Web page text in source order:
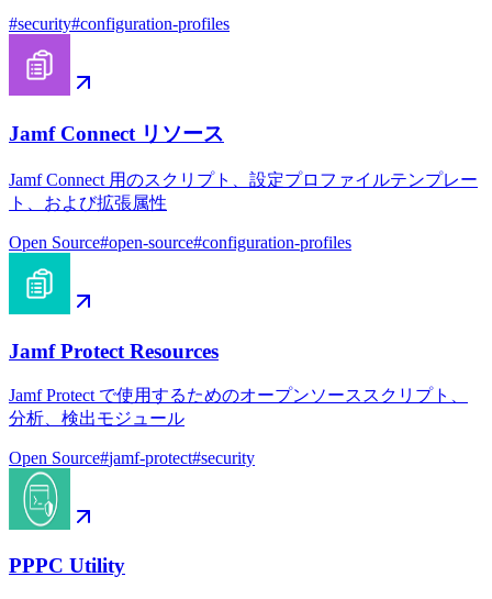
#security#configuration-profiles
Jamf Connect リソース
Jamf Connect 用のスクリプト、設定プロファイルテンプレー
ト、および拡張属性
Open Source#open-source#configuration-profiles
Jamf Protect Resources
Jamf Protect で使用するためのオープンソーススクリプト、
分析、検出モジュール
Open Source#jamf-protect#security
PPPC Utility